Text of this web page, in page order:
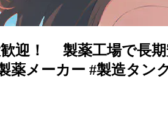
迎！ 製薬工場で長
薬メーカー #製造タ